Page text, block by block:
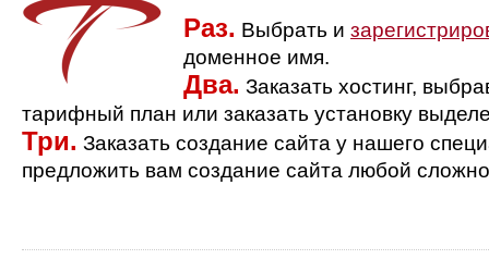
Раз. Выбрать и
доменное имя.
Два. Заказать хостинг,
тарифный план или заказать установку
Три. Заказать создание сайта у нашего
предложить вам создание сайта любой